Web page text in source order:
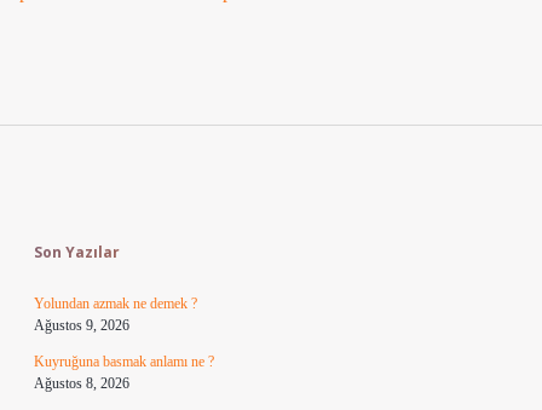
Son Yazılar
Yolundan azmak ne demek ?
Ağustos 9, 2026
Kuyruğuna basmak anlamı ne ?
Ağustos 8, 2026